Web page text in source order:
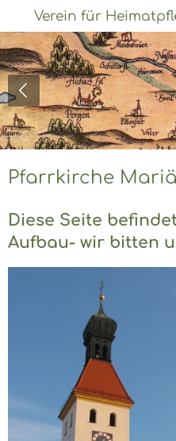
Hauptinhalt
springen
Verein für
Pfarrkirche
Diese Seite
Aufbau- wir bitten